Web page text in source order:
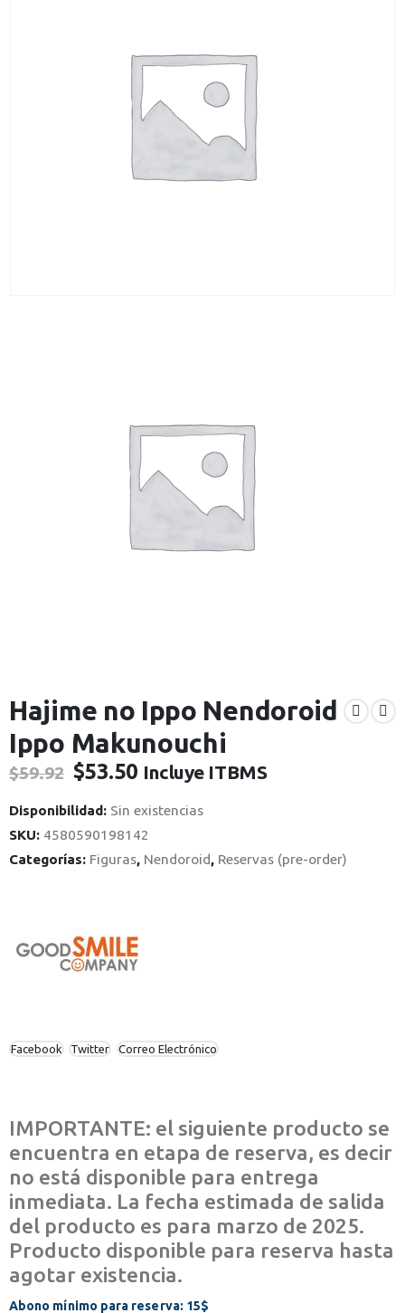
Hajime no Ippo Nendoroid
Ippo Makunouchi
$59.92 El
original
era:
$59.92.
$53.50El
actual
es:
$53.50.
Incluye ITBMS
Disponibilidad: Sin existencias
SKU: 4580590198142
Categorías: Figuras, Nendoroid, Reservas (pre-order)
Facebook Twitter Correo Electrónico
IMPORTANTE: el siguiente producto se
encuentra en etapa de reserva, es decir
no está disponible para entrega
inmediata. La fecha estimada de salida
del producto es para marzo de 2025.
Producto disponible para reserva hasta
agotar existencia.
Abono mínimo para reserva: 15$